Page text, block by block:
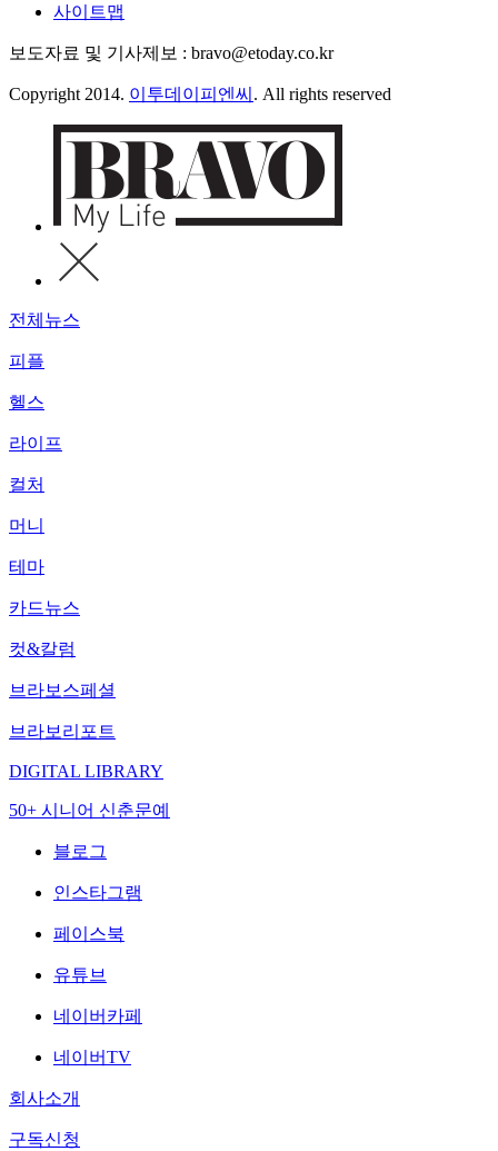
사이트맵
보도자료 및 기사제보 : bravo@etoday.co.kr
Copyright 2014. 이투데이피엔씨 . All rights reserved
전체뉴스
피플
헬스
라이프
컬처
머니
테마
카드뉴스
컷&칼럼
브라보스페셜
브라보리포트
DIGITAL LIBRARY
50+ 시니어 신춘문예
블로그
인스타그램
페이스북
유튜브
네이버카페
네이버TV
회사소개
구독신청